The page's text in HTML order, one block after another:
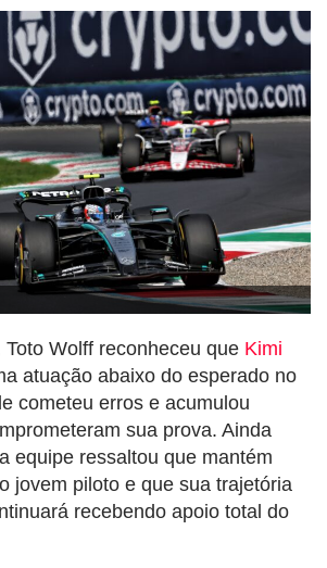
Wolff reconheceu que Kimi
atuação abaixo do esperado no
cometeu erros e acumulou
sua prova. Ainda
equipe ressaltou que mantém
jovem piloto e que sua trajetória
recebendo apoio total do